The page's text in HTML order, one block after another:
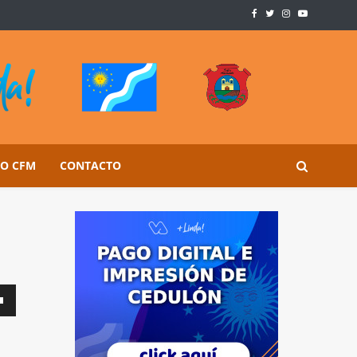
CFM CONTACTO